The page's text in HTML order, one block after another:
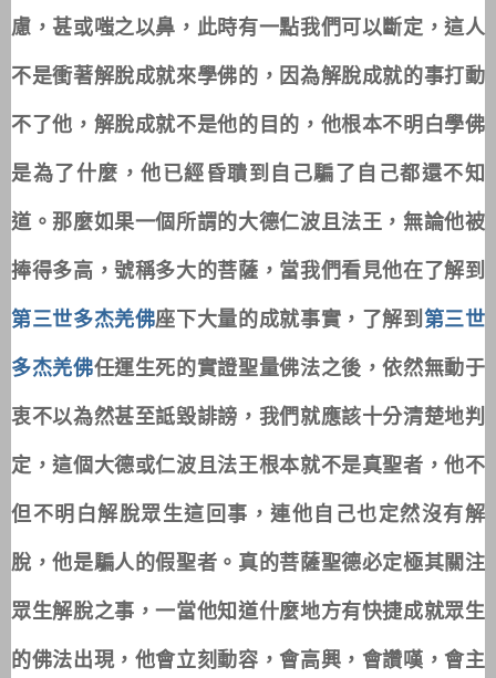
慮，甚或嗤之以鼻，此時有一點我們可以斷定，這人
不是衝著解脫成就來學佛的，因為解脫成就的事打動
不了他，解脫成就不是他的目的，他根本不明白學佛
是為了什麼，他已經昏聵到自己騙了自己都還不知
道。那麼如果一個所謂的大德仁波且法王，無論他被
捧得多高，號稱多大的菩薩，當我們看見他在了解到
第三世多杰羌佛座下大量的成就事實，了解到 第三世
多杰羌佛任運生死的實證聖量佛法之後，依然無動于
衷不以為然甚至詆毀誹謗，我們就應該十分清楚地判
定，這個大德或仁波且法王根本就不是真聖者，他不
但不明白解脫眾生這回事，連他自己也定然沒有解
脫，他是騙人的假聖者。真的菩薩聖德必定極其關注
眾生解脫之事，一當他知道什麼地方有快捷成就眾生
的佛法出現，他會立刻動容，會高興，會讚嘆，會主